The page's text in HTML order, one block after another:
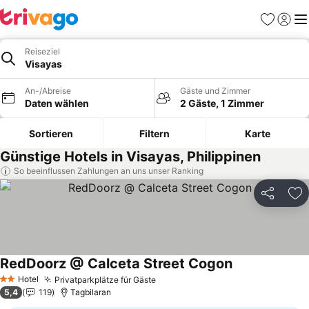
Favoriten
Reiseziel
Visayas
An-/Abreise
Daten wählen
Gäste und Zimmer
2 Gäste, 1 Zimmer
Sortieren Filtern Karte
Günstige Hotels in Visayas, Philippinen
So beeinflussen Zahlungen an uns unser Ranking
Teilen
2 Sterne
Hotel Privatparkplätze für GästePreise sehen
RedDoorz @ Calceta Street CogonPreise sehen
5,4 119 Tagbilaran